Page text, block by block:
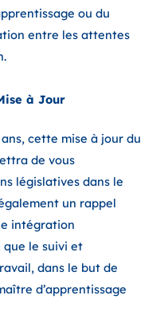
ou du
entre les attentes
à Jour
cette mise à jour du
de vous
législatives dans le
un rappel
intégration
que le suivi et
dans le but de
d’apprentissage